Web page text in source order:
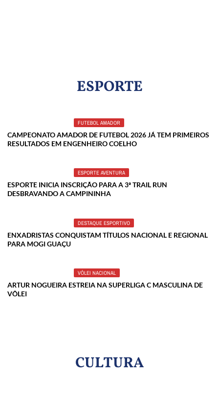
ESPORTE
FUTEBOL AMADOR
CAMPEONATO AMADOR DE FUTEBOL 2026 JÁ TEM PRIMEIROS
RESULTADOS EM ENGENHEIRO COELHO
ESPORTE AVENTURA
ESPORTE INICIA INSCRIÇÃO PARA A 3ª TRAIL RUN
DESBRAVANDO A CAMPININHA
DESTAQUE ESPORTIVO
ENXADRISTAS CONQUISTAM TÍTULOS NACIONAL E REGIONAL
PARA MOGI GUAÇU
VÔLEI NACIONAL
ARTUR NOGUEIRA ESTREIA NA SUPERLIGA C MASCULINA DE
VÔLEI
CULTURA